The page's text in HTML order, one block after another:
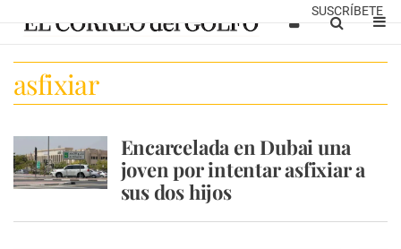
SUSCRÍBETE
asfixiar
Encarcelada en Dubai una
joven por intentar asfixiar a
sus dos hijos